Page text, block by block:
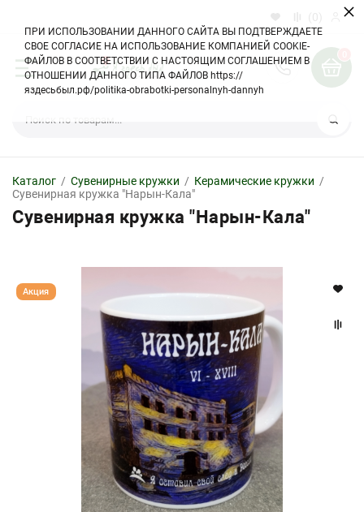
Керамические кружки
Кружки с приколом
Кружки на заказ
Термонаклейки на одежду
Сувенирные кружки
Кофейные кружки
Каталог / Сувенирные кружки / Керамические кружки /
Сувенирная кружка "Нарын-Кала"
Сувенирная кружка "Нарын-Кала"
Акция
ПРИ ИСПОЛЬЗОВАНИИ ДАННОГО САЙТА ВЫ ПОДТВЕРЖДАЕТЕ
СВОЕ СОГЛАСИЕ НА ИСПОЛЬЗОВАНИЕ КОМПАНИЕЙ COOKIE-
ФАЙЛОВ В СООТВЕТСТВИИ С НАСТОЯЩИМ СОГЛАШЕНИЕМ В
ОТНОШЕНИИ ДАННОГО ТИПА ФАЙЛОВ https://
яздесьбыл.рф/politika-obrabotki-personalnyh-dannyh
×